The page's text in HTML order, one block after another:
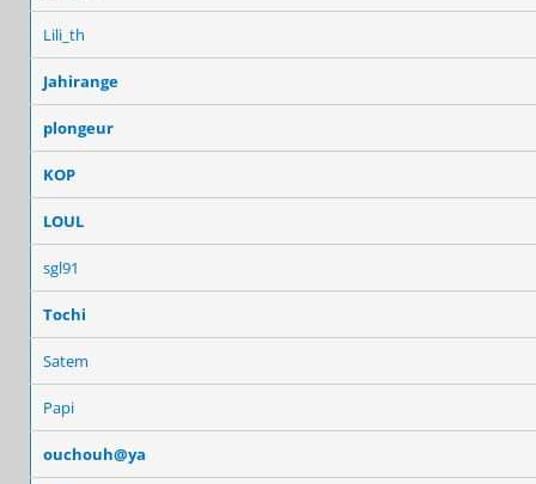
Lili_th
Jahirange
plongeur
KOP
LOUL
sgl91
Tochi
Satem
Papi
ouchouh@ya